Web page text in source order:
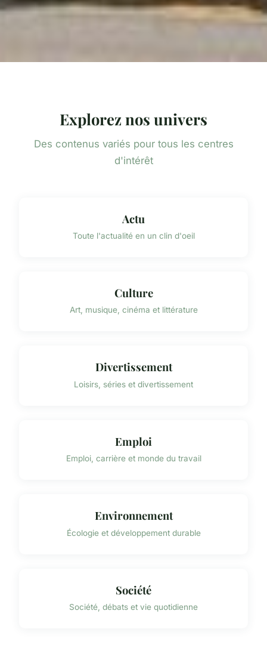
Explorez nos univers
Des contenus variés pour tous les centres
d'intérêt
Actu
Toute l'actualité en un clin d'oeil
Culture
Art, musique, cinéma et littérature
Divertissement
Loisirs, séries et divertissement
Emploi
Emploi, carrière et monde du travail
Environnement
Écologie et développement durable
Société
Société, débats et vie quotidienne